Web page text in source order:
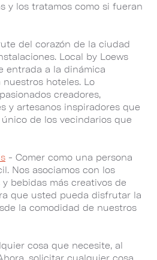
y los tratamos como si fueran
del corazón de la ciudad
Local by Loews
entrada a la dinámica
hoteles. Lo
creadores,
y artesanos inspiradores que
de los vecindarios que
- Comer como una persona
Nos asociamos con los
bebidas más creativos de
que usted pueda disfrutar la
la comodidad de nuestros
cosa que necesite, al
solicitar cualquier cosa